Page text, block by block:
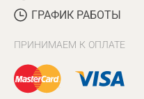
ГРАФИК РАБОТЫ
ПРИНИМАЕМ К ОПЛАТЕ